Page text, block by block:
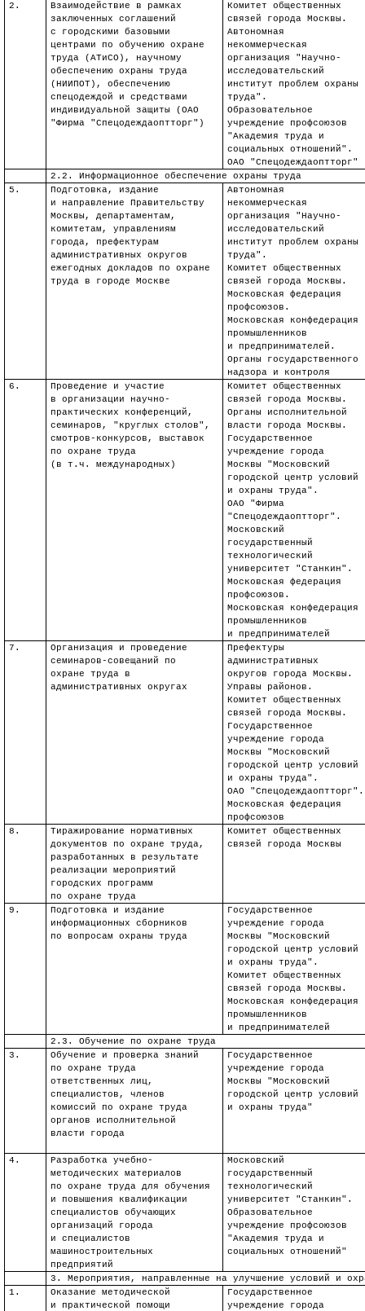
2.
Взаимодействие в рамках
заключенных соглашений
с городскими базовыми
центрами по обучению охране
труда (АТиСО ), научному
обеспечению охраны труда
(НИИПОТ), обеспечению
спецодеждой и средствами
индивидуальной защиты (ОАО
"Фирма "Спецодеждаоптторг")
Комитет общественных
связей города Москвы.
Автономная
некоммерческая
организация "Научно-
исследовательский
институт проблем охраны
труда".
Образовательное
учреждение профсоюзов
"Академия труда и
социальных отношений".
ОАО "Спецодеждаоптторг"
2.2. Информационное обеспечение охраны труда
5.
Подготовка, издание
и направление Правительству
Москвы, департаментам,
комитетам, управлениям
города, префектурам
административных округов
ежегодных докладов по охране
труда в городе Москве
Автономная
некоммерческая
организация "Научно-
исследовательский
институт проблем охраны
труда".
Комитет общественных
связей города Москвы.
Московская федерация
профсоюзов.
Московская конфедерация
промышленников
и предпринимателей.
Органы государственного
надзора и контроля
6.
Проведение и участие
в организации научно-
практических конференций,
семинаров, "круглых столов",
смотров-конкурсов, выставок
по охране труда
(в т.ч . международных)
Комитет общественных
связей города Москвы.
Органы исполнительной
власти города Москвы.
Государственное
учреждение города
Москвы "Московский
городской центр условий
и охраны труда".
ОАО "Фирма
"Спецодеждаоптторг".
Московский
государственный
технологический
университет "Станкин".
Московская федерация
профсоюзов.
Московская конфедерация
промышленников
и предпринимателей
7.
Организация и проведение
семинаров-совещаний по
охране труда в
административных округах
Префектуры
административных
округов города Москвы.
Управы районов.
Комитет общественных
связей города Москвы.
Государственное
учреждение города
Москвы "Московский
городской центр условий
и охраны труда".
ОАО "Спецодеждаоптторг".
Московская федерация
профсоюзов
8.
Тиражирование нормативных
документов по охране труда,
разработанных в результате
реализации мероприятий
городских программ
по охране труда
Комитет общественных
связей города Москвы
9.
Подготовка и издание
информационных сборников
по вопросам охраны труда
Государственное
учреждение города
Москвы "Московский
городской центр условий
и охраны труда".
Комитет общественных
связей города Москвы.
Московская конфедерация
промышленников
и предпринимателей
2.3. Обучение по охране труда
3.
Обучение и проверка знаний
по охране труда
ответственных лиц,
специалистов, членов
комиссий по охране труда
органов исполнительной
власти города
Государственное
учреждение города
Москвы "Московский
городской центр условий
и охраны труда"
4. Разработка учебно-
методических материалов
по охране труда для обучения
и повышения квалификации
специалистов обучающих
организаций города
и специалистов
машиностроительных
предприятий
Московский
государственный
технологический
университет "Станкин".
Образовательное
учреждение профсоюзов
"Академия труда и
социальных отношений"
3. Мероприятия, направленные на улучшение условий и
1.
Оказание методической
и практической помощи
Государственное
учреждение города